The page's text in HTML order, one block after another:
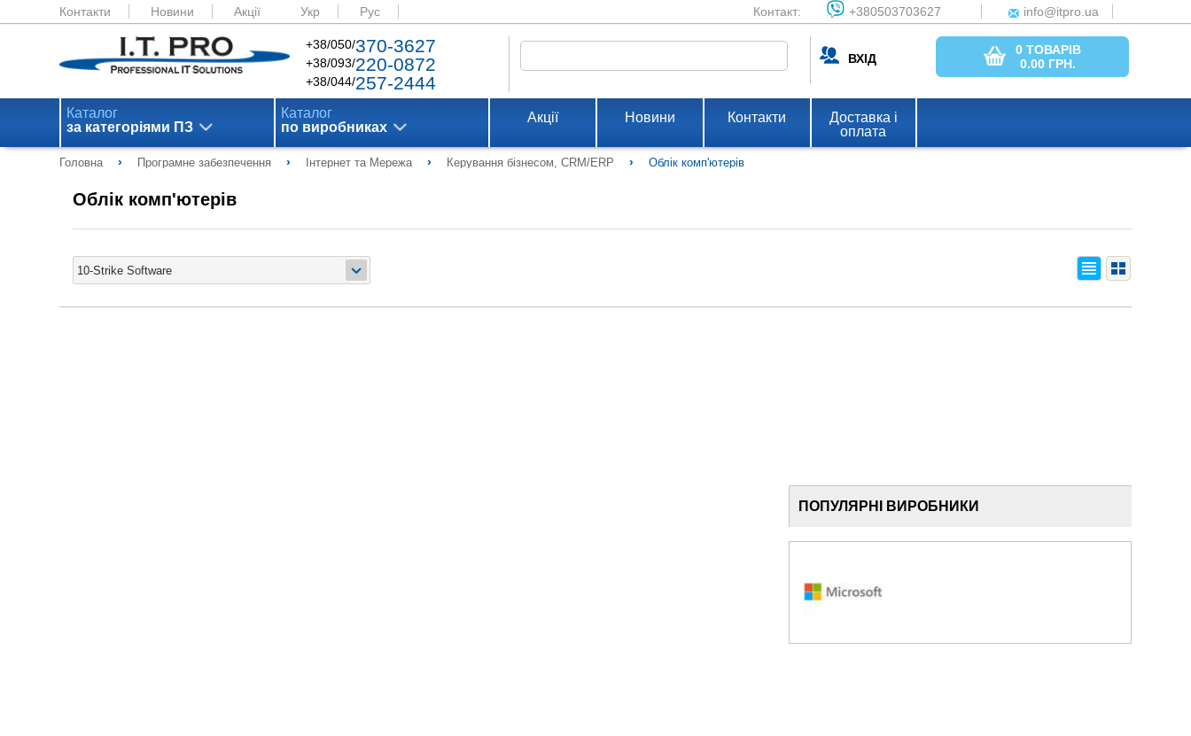
Контакти Новини Акції Укр Рус Контакт: +380503703627 info@itpro.ua
+38/050/370-3627
+38/093/220-0872
+38/044/257-2444
ВХІД
0 ТОВАРІВ
0.00 ГРН.
Каталог
за категоріями ПЗ
Каталог
по виробниках
Акції Новини Контакти
Доставка і
оплата
Головна › Програмне забезпечення › Інтернет та Мережа › Керування бізнесом, CRM/ERP › Облік комп'ютерів
Облік комп'ютерів
ПОПУЛЯРНІ ВИРОБНИКИ